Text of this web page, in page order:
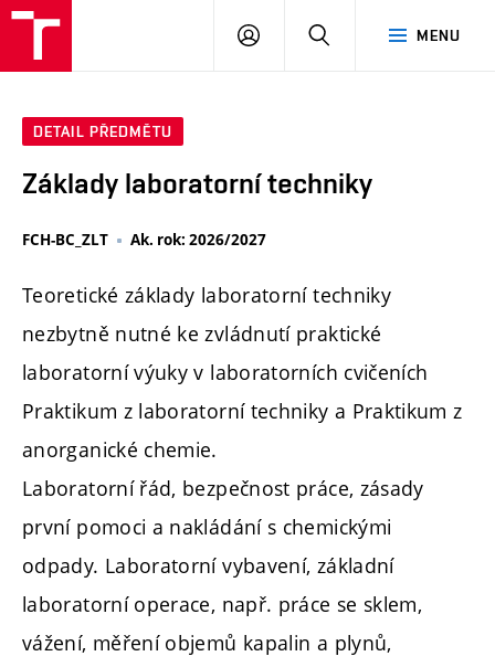
MENU
PŘIHLÁSIT
DETAIL PŘEDMĚTU
Základy laboratorní techniky
FCH-BC_ZLT Ak. rok: 2026/2027
Teoretické základy laboratorní techniky
nezbytně nutné ke zvládnutí praktické
laboratorní výuky v laboratorních cvičeních
Praktikum z laboratorní techniky a Praktikum z
anorganické chemie.
Laboratorní řád, bezpečnost práce, zásady
první pomoci a nakládání s chemickými
odpady. Laboratorní vybavení, základní
laboratorní operace, např. práce se sklem,
vážení, měření objemů kapalin a plynů,